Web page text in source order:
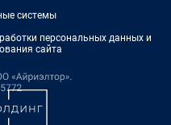
системы
персональных данных и
сайта